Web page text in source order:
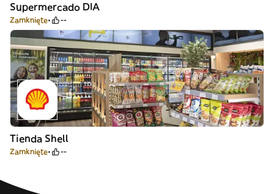
Supermercado DIA
Zamknięte --
Tienda Shell
Zamknięte --